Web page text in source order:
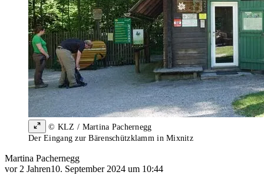
© KLZ / Martina Pachernegg
Der Eingang zur Bärenschützklamm in Mixnitz
Martina Pachernegg
vor 2 Jahren10. September 2024 um 10:44